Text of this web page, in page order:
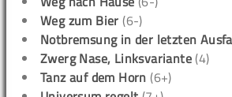
Weg zum Bier (6-)
Notbremsung in der letzten
Zwerg Nase, Linksvariante (4)
Tanz auf dem Horn (6+)